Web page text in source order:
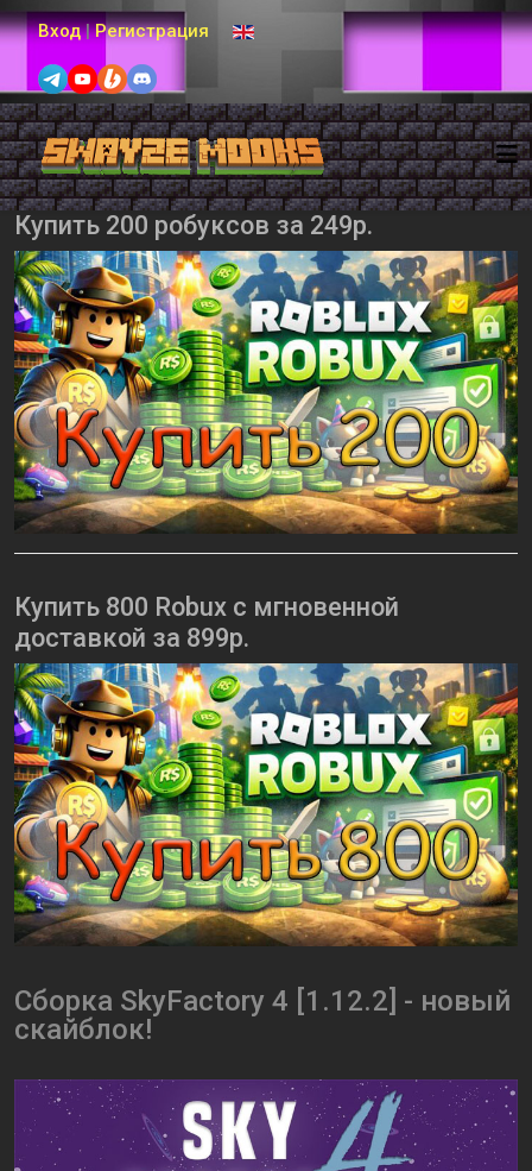
Вход | Регистрация Выберите язык
Купить 200 робуксов за 249р.
Купить 800 Robux с мгновенной
доставкой за 899р.
Сборка SkyFactory 4 [1.12.2] - новый
скайблок!